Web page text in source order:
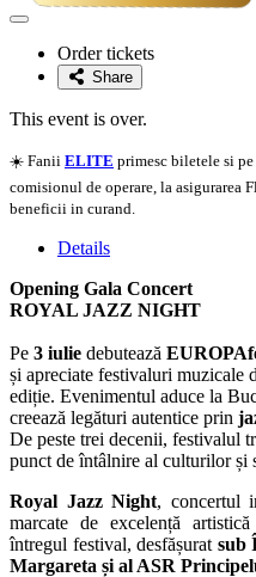
Adaugă
favoriteOrder tickets
Share
This event is over.
☀️ Fanii ELITE primesc biletele si
comisionul de operare, la asigurarea
beneficii in curand.
Details
Opening Gala Concert
ROYAL JAZZ NIGHT
Pe 3 iulie debutează
și apreciate festivaluri muzicale
ediție. Evenimentul aduce la
creează legături autentice prin
De peste trei decenii, festivalul
punct de întâlnire al culturilor și
Royal Jazz Night, concertul
marcate de excelență
întregul festival, desfășurat sub
Margareta și al ASR